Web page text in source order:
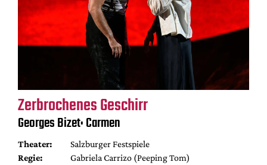
Zerbrochenes Geschirr
Georges Bizet: Carmen
Theater:
Salzburger Festspiele
Regie:
Gabriela Carrizo (Peeping Tom)